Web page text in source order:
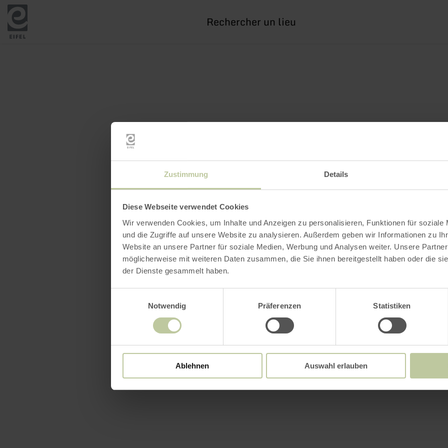
Zustimmung Details
Diese Webseite verwendet Cookies
Wir verwenden Cookies, um Inhalte und Anzeigen zu personalisieren, Funktionen für soziale
und die Zugriffe auf unsere Website zu analysieren. Außerdem geben wir Informationen zu
Website an unsere Partner für soziale Medien, Werbung und Analysen weiter. Unsere
möglicherweise mit weiteren Daten zusammen, die Sie ihnen bereitgestellt haben oder die
der Dienste gesammelt haben.
Notwendig
Präferenzen Statistiken
Ablehnen Auswahl erlauben
recherche